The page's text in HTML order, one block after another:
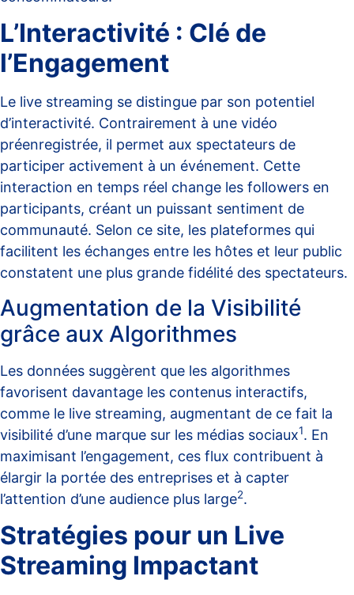
L’Interactivité : Clé de
l’Engagement
Le live streaming se distingue par son potentiel
d’interactivité. Contrairement à une vidéo
préenregistrée, il permet aux spectateurs de
participer activement à un événement. Cette
interaction en temps réel change les followers en
participants, créant un puissant sentiment de
communauté. Selon ce site, les plateformes qui
facilitent les échanges entre les hôtes et leur public
constatent une plus grande fidélité des spectateurs.
Augmentation de la Visibilité
grâce aux Algorithmes
Les données suggèrent que les algorithmes
favorisent davantage les contenus interactifs,
comme le live streaming, augmentant de ce fait la
visibilité d’une marque sur les médias sociaux1. En
maximisant l’engagement, ces flux contribuent à
élargir la portée des entreprises et à capter
l’attention d’une audience plus large2.
Stratégies pour un Live
Streaming Impactant